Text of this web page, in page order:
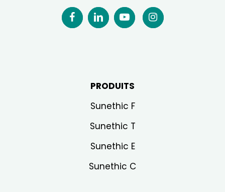
Mail : contact@sunethic.fr
PRODUITS
Sunethic F
Sunethic T
Sunethic E